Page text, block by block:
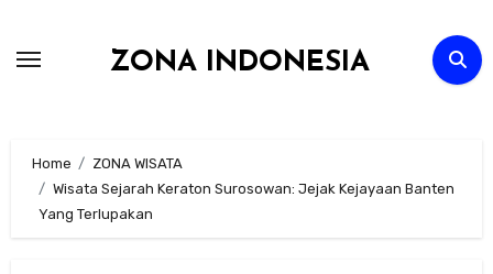
ZONA INDONESIA
Home
ZONA WISATA
Wisata Sejarah Keraton Surosowan: Jejak Kejayaan Banten
Yang Terlupakan